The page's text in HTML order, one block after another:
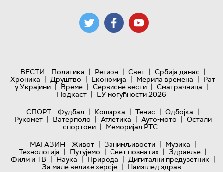
ВЕСТИ Политика | Регион | Свет | Србија данас |
Хроника | Друштво | Економија | Мерила времена | Рат
у Украјини | Време | Сервисне вести | Сматрачница |
Подкаст | ЕУ могућности 2026
СПОРТ
Фудбал | Кошарка | Тенис | Одбојка |
Рукомет | Ватерполо | Атлетика | Ауто-мото | Остали
спортови | Меморијал РТС
МАГАЗИН
Живот | Занимљивости | Музика |
Технологијa | Путујемо | Свет познатих | Здравље |
Филм и ТВ | Наука | Природа | Дигитални предузетник |
За мале велике хероје | Наизглед здрав